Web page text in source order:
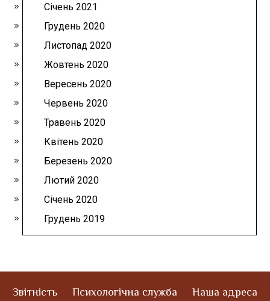
Січень 2021
Грудень 2020
Листопад 2020
Жовтень 2020
Вересень 2020
Червень 2020
Травень 2020
Квітень 2020
Березень 2020
Лютий 2020
Січень 2020
Грудень 2019
Звітність Психологічна служба Наша адреса